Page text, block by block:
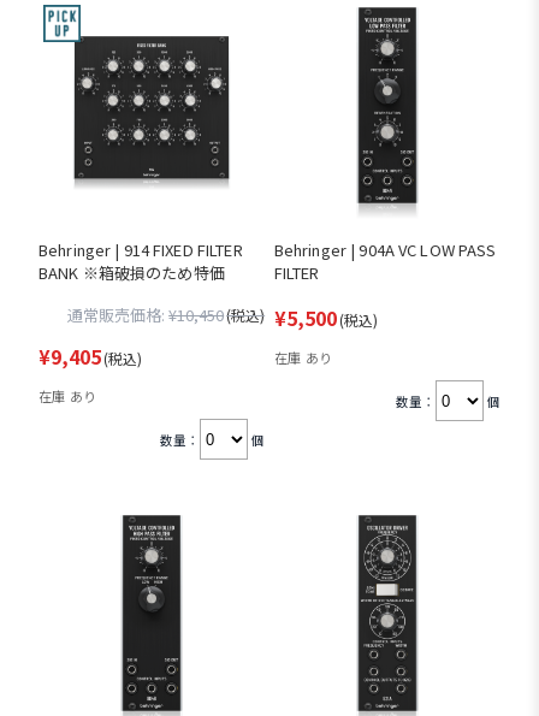
Behringer | 914 FIXED FILTER
BANK ※箱破損のため特価
通常販売価格: ¥10,450(税込)
¥9,405(税込)
在庫 あり
数量： 個
Behringer | 904A VC LOW PASS
FILTER
¥5,500(税込)
在庫 あり
数量： 個